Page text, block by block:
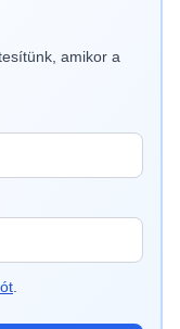
amikor a